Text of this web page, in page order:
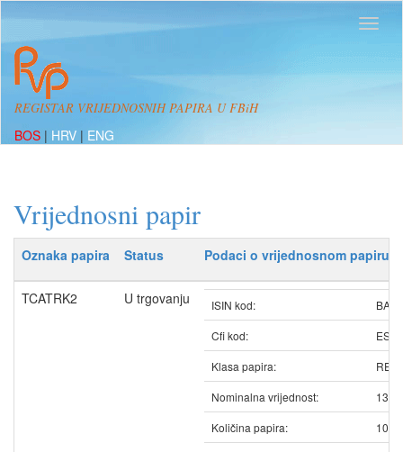
REGISTAR VRIJEDNOSNIH PAPIRA U FBiH
BOS | HRV | ENG
Vrijednosni papir
Oznaka papira Status Podaci o vrijednosnom papiru
TCATRK2 U trgovanju ISIN kod:
Cfi kod:
Klasa papira:
Nominalna vrijednost:
13.10
Količina papira: